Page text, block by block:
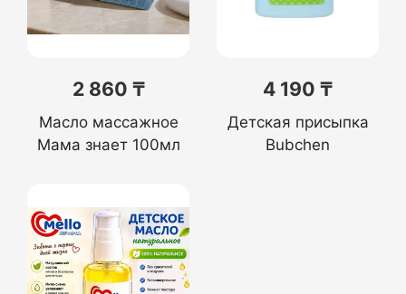
2 860 ₸
Масло массажное
Мама знает 100мл
4 190 ₸
Детская присыпка
Bubchen